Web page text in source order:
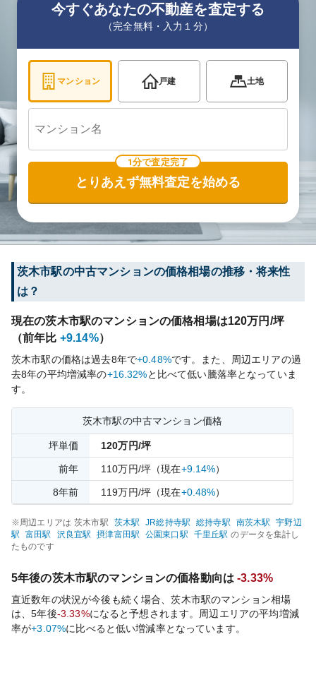
今すぐあなたの不動産を査定する
（完全無料・入力１分）
マンション 戸建 土地
1分で査定完了
とりあえず無料査定を始める
茨木市駅の中古マンションの価格相場の推移・将来性
は？
現在の茨木市駅のマンションの価格相場は120万円/坪
（前年比 +9.14%）
茨木市駅の価格は過去8年で+0.48%です。
また、周辺エリアの過
去8年の平均増減率の+16.32%と比べて低い騰落率となっていま
す。
茨木市駅の中古マンション価格
坪単価 120万円/坪
前年 110万円/坪 （現在+9.14%）
8年前 119万円/坪 （現在+0.48%）
※周辺エリアは 茨木市駅 茨木駅 JR総持寺駅 総持寺駅 南茨木駅
宇野辺
駅
富田駅 沢良宜駅 摂津富田駅 公園東口駅 千里丘駅 のデータを集計し
たものです
5年後の茨木市駅のマンションの価格動向は -3.33%
直近数年の状況が今後も続く場合、茨木市駅のマンション相場
は、5年後-3.33%になると予想されます。周辺エリアの平均増減
率が+3.07%に比べると低い増減率となっています。